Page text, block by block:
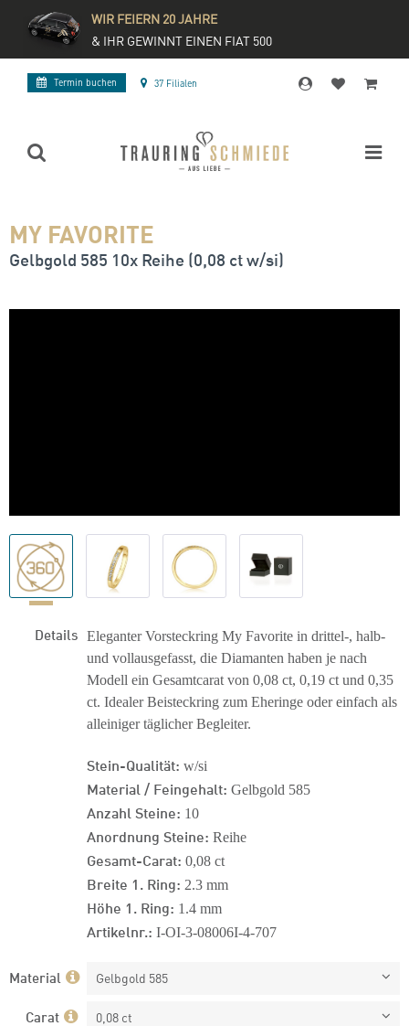
WIR FEIERN 20 JAHRE
& IHR GEWINNT EINEN FIAT 500
Termin buchen 37 Filialen
MY FAVORITE
Gelbgold 585 10x Reihe (0,08 ct w/si)
Details Eleganter Vorsteckring My Favorite in drittel-, halb-
und vollausgefasst, die Diamanten haben je nach
Modell ein Gesamtcarat von 0,08 ct, 0,19 ct und 0,35
ct. Idealer Beisteckring zum Eheringe oder einfach als
alleiniger täglicher Begleiter.
Stein-Qualität: w/si
Material / Feingehalt: Gelbgold 585
Anzahl Steine: 10
Anordnung Steine: Reihe
Gesamt-Carat: 0,08 ct
Breite 1. Ring: 2.3 mm
Höhe 1. Ring: 1.4 mm
Artikelnr.: I-OI-3-08006I-4-707
Material Gelbgold 585
Carat 0,08 ct